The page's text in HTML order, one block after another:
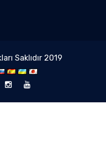
Saklıdır 2019